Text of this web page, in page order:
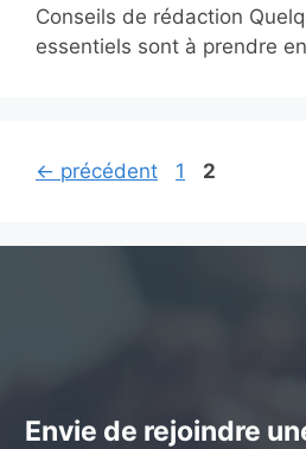
Conseils de rédaction
essentiels sont à prendre
← précédent Page
1 Page
2
Envie de rejoindre